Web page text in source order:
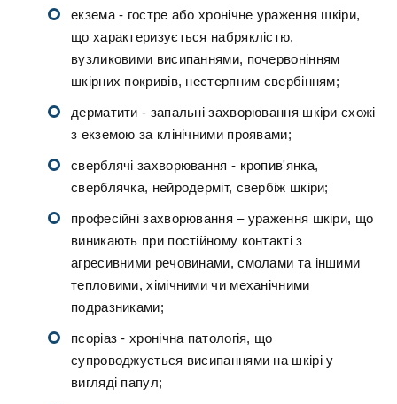
екзема - гостре або хронічне ураження шкіри,
що характеризується набряклістю,
вузликовими висипаннями, почервонінням
шкірних покривів, нестерпним свербінням;
дерматити - запальні захворювання шкіри схожі
з екземою за клінічними проявами;
сверблячі захворювання - кропив'янка,
сверблячка, нейродерміт, свербіж шкіри;
професійні захворювання – ураження шкіри, що
виникають при постійному контакті з
агресивними речовинами, смолами та іншими
тепловими, хімічними чи механічними
подразниками;
псоріаз - хронічна патологія, що
супроводжується висипаннями на шкірі у
вигляді папул;